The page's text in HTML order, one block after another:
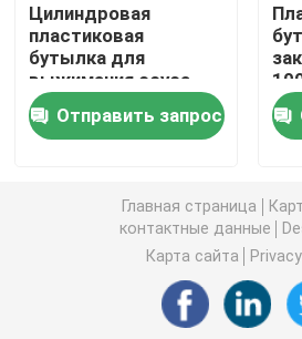
Пестициды упаковывая
Копилка конфеты
Пластиковая бутылка
Пластиковые бутылки
Цилиндровая
пластиковая
бутылка для
выжимания соуса
для выжимания
соуса для
выжимания
Отправить запрос
и
Главная страница
контактные данные
Карта сайта